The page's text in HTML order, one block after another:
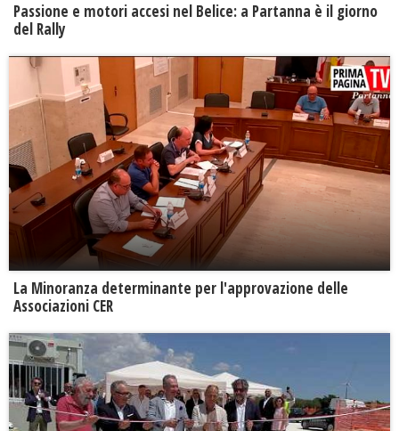
Passione e motori accesi nel Belice: a Partanna è il giorno
del Rally
La Minoranza determinante per l'approvazione delle
Associazioni CER